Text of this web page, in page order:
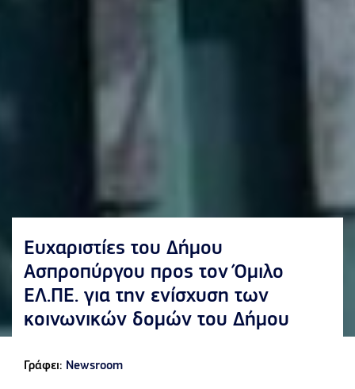
Ευχαριστίες του Δήμου
Ασπροπύργου προς τον Όμιλο
ΕΛ.ΠΕ. για την ενίσχυση των
κοινωνικών δομών του Δήμου
Γράφει: Newsroom